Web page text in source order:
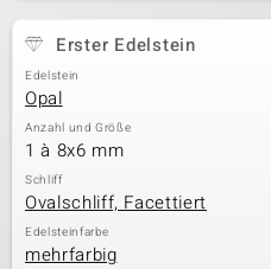
Erster Edelstein
Edelstein
Opal
Anzahl und Größe
1 à 8x6 mm
Schliff
Ovalschliff, Facettiert
Edelsteinfarbe
mehrfarbig